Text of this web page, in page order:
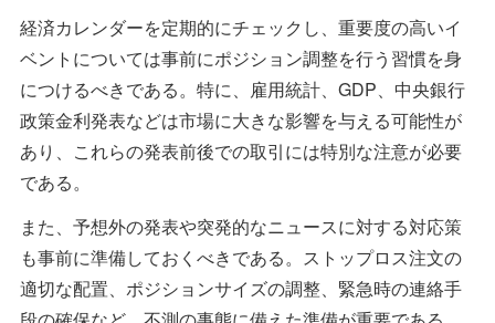
経済カレンダーを定期的にチェックし、重要度の高いイ
ベントについては事前にポジション調整を行う習慣を身
につけるべきである。特に、雇用統計、GDP、中央銀行
政策金利発表などは市場に大きな影響を与える可能性が
あり、これらの発表前後での取引には特別な注意が必要
である。
また、予想外の発表や突発的なニュースに対する対応策
も事前に準備しておくべきである。ストップロス注文の
適切な配置、ポジションサイズの調整、緊急時の連絡手